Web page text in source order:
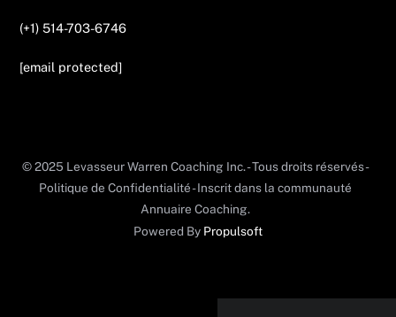
(+1) 514-703-6746
[email protected]
© 2025 Levasseur Warren Coaching Inc. - Tous droits réservés -
Politique de Confidentialité - Inscrit dans la communauté
Annuaire Coaching.
Powered By Propulsoft